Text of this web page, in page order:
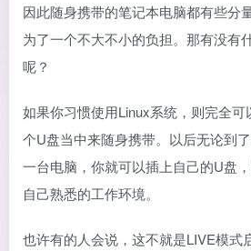
因此随身携带的笔记本电脑都有些分
为了一个不大不小的负担。那有没有
呢？
如果你习惯使用Linux系统，则完全
个U盘当中来随身携带。以后无论到
一台电脑，你就可以插上自己的U盘
自己熟悉的工作环境。
也许有的人会说，这不就是LIVE模式